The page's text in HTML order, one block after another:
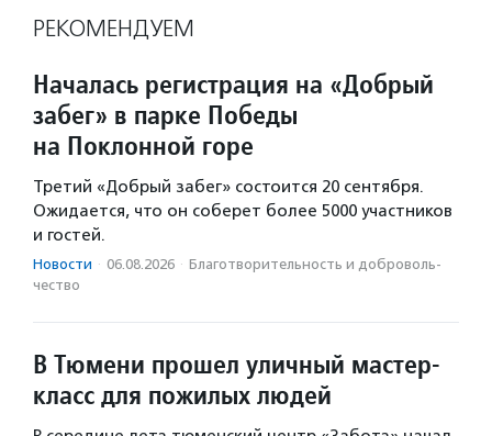
РЕКОМЕНДУЕМ
Началась регистрация на «Добрый
забег» в парке Победы
на Поклонной горе
Третий «Добрый забег» состоится 20 сентября.
Ожидается, что он соберет более 5000 участников
и гостей.
Новости · 06.08.2026 · Благотвори­тель­ность и доброволь­
чест­во
В Тюмени прошел уличный мастер-
класс для пожилых людей